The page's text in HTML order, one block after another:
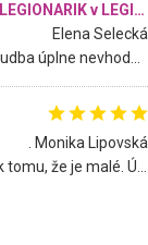
Vnútorné detské ihrisko LEGIONARIK v LEGIA Fitness
Elena Selecká
. Monika Lipovská